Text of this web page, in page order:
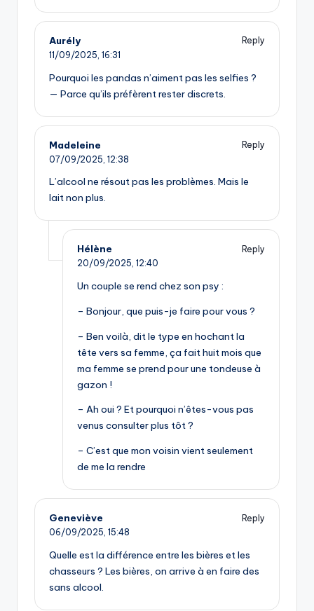
Aurély
Reply
11/09/2025, 16:31
Pourquoi les pandas n’aiment pas les selfies ?
— Parce qu’ils préfèrent rester discrets.
Madeleine
Reply
07/09/2025, 12:38
L’alcool ne résout pas les problèmes. Mais le
lait non plus.
Hélène
Reply
20/09/2025, 12:40
Un couple se rend chez son psy :
– Bonjour, que puis-je faire pour vous ?
– Ben voilà, dit le type en hochant la
tête vers sa femme, ça fait huit mois que
ma femme se prend pour une tondeuse à
gazon !
– Ah oui ? Et pourquoi n’êtes-vous pas
venus consulter plus tôt ?
– C’est que mon voisin vient seulement
de me la rendre
Geneviève
Reply
06/09/2025, 15:48
Quelle est la différence entre les bières et les
chasseurs ? Les bières, on arrive à en faire des
sans alcool.